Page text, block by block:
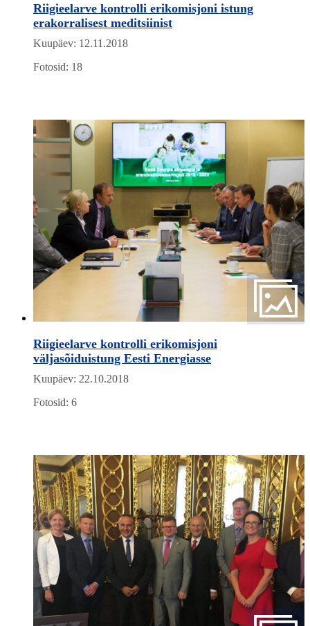
Riigieelarve kontrolli erikomisjoni istung
erakorralisest meditsiinist
Kuupäev: 12.11.2018
Fotosid: 18
Riigieelarve kontrolli erikomisjoni
väljasõiduistung Eesti Energiasse
Kuupäev: 22.10.2018
Fotosid: 6